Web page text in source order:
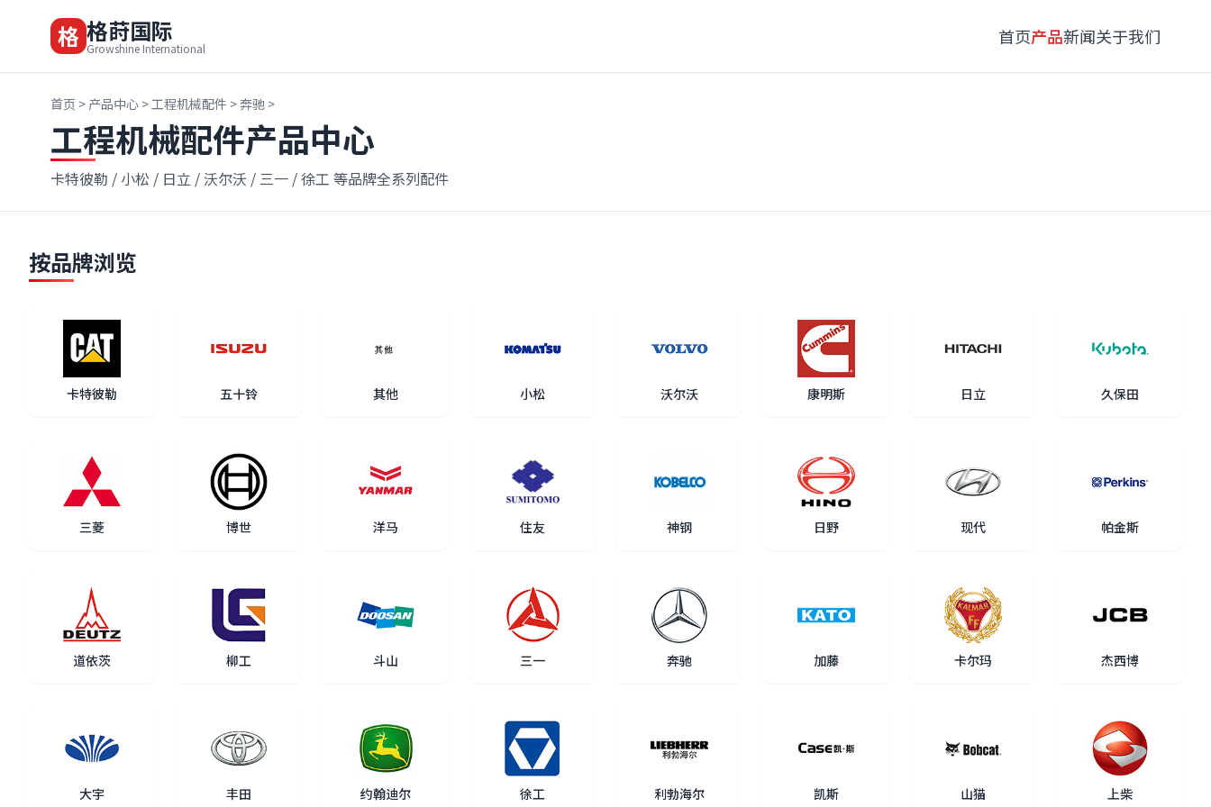
格 格莳国际
Growshine International
首页产品新闻关于我们
首页 > 产品中心 >工程机械配件 >奔驰 >
工程机械配件产品中心
卡特彼勒 / 小松 / 日立 / 沃尔沃 / 三一 / 徐工 等品牌全系列配件
按品牌浏览
卡特彼勒 五十铃 其他 小松 沃尔沃 康明斯 日立 久保田
三菱 博世 洋马 住友 神钢 日野 现代 帕金斯
道依茨 柳工 斗山 三一 奔驰 加藤 卡尔玛 杰西博
大宇 丰田 约翰迪尔 徐工 利勃海尔 凯斯 山猫 上柴